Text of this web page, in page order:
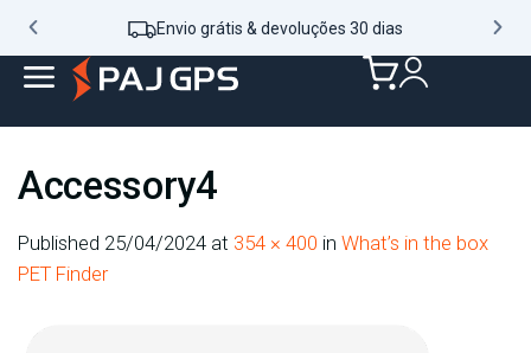
Envio grátis & devoluções 30 dias
Accessory4
Published 25/04/2024 at 354 × 400 in What’s in the box
PET Finder